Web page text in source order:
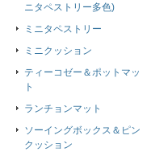
ニタペストリー多色)
ミニタペストリー
ミニクッション
ティーコゼー＆ポットマッ
ト
ランチョンマット
ソーイングボックス＆ピン
クッション